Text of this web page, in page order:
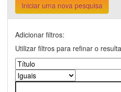
Iniciar uma nova pesquisa
Adicionar filtros:
Utilizar filtros para refinar o